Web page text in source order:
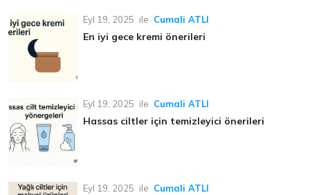
Eyl 19, 2025 ile Cumali ATLI
En iyi gece kremi önerileri
Eyl 19, 2025 ile Cumali ATLI
Hassas ciltler için temizleyici önerileri
Eyl 19, 2025 ile Cumali ATLI